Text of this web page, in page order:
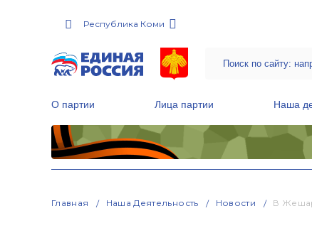
Республика Коми
О партии Лица партии Наша
Главная Наша Деятельность Новости В